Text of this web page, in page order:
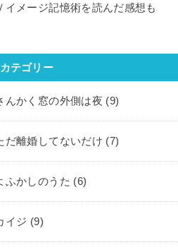
イメージ記憶術を読んだ感想も
カテゴリー
んかく窓の外側は夜 (9)
だ離婚してないだけ (7)
ふかしのうた (6)
イジ (9)